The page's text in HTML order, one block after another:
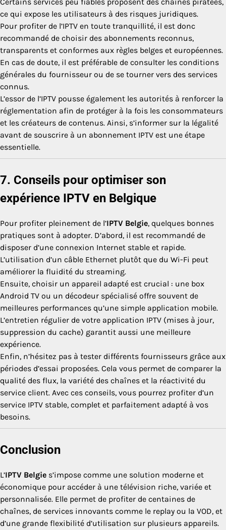
Certains services peu fiables proposent des chaînes piratées,
ce qui expose les utilisateurs à des risques juridiques.
Pour profiter de l’IPTV en toute tranquillité, il est donc
recommandé de choisir des abonnements reconnus,
transparents et conformes aux règles belges et européennes.
En cas de doute, il est préférable de consulter les conditions
générales du fournisseur ou de se tourner vers des services
connus.
L’essor de l’IPTV pousse également les autorités à renforcer la
réglementation afin de protéger à la fois les consommateurs
et les créateurs de contenus. Ainsi, s’informer sur la légalité
avant de souscrire à un abonnement IPTV est une étape
essentielle.
7. Conseils pour optimiser son
expérience IPTV en Belgique
Pour profiter pleinement de l’IPTV Belgie, quelques bonnes
pratiques sont à adopter. D’abord, il est recommandé de
disposer d’une connexion Internet stable et rapide.
L’utilisation d’un câble Ethernet plutôt que du Wi-Fi peut
améliorer la fluidité du streaming.
Ensuite, choisir un appareil adapté est crucial : une box
Android TV ou un décodeur spécialisé offre souvent de
meilleures performances qu’une simple application mobile.
L’entretien régulier de votre application IPTV (mises à jour,
suppression du cache) garantit aussi une meilleure
expérience.
Enfin, n’hésitez pas à tester différents fournisseurs grâce aux
périodes d’essai proposées. Cela vous permet de comparer la
qualité des flux, la variété des chaînes et la réactivité du
service client. Avec ces conseils, vous pourrez profiter d’un
service IPTV stable, complet et parfaitement adapté à vos
besoins.
Conclusion
L’IPTV Belgie s’impose comme une solution moderne et
économique pour accéder à une télévision riche, variée et
personnalisée. Elle permet de profiter de centaines de
chaînes, de services innovants comme le replay ou la VOD, et
d’une grande flexibilité d’utilisation sur plusieurs appareils.